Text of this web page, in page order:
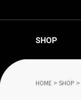
SHOP
HOME > SHOP >